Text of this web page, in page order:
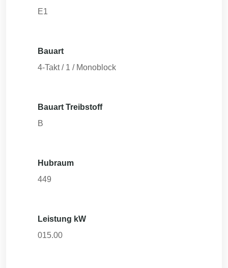
E1
Bauart
4-Takt / 1 / Monoblock
Bauart Treibstoff
B
Hubraum
449
Leistung kW
015.00